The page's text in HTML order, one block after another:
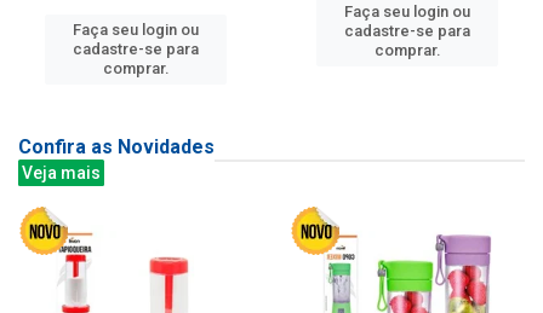
Faça seu login ou
cadastre-se para
comprar.
Faça seu login ou
cadastre-se para
comprar.
Confira as Novidades
Veja mais